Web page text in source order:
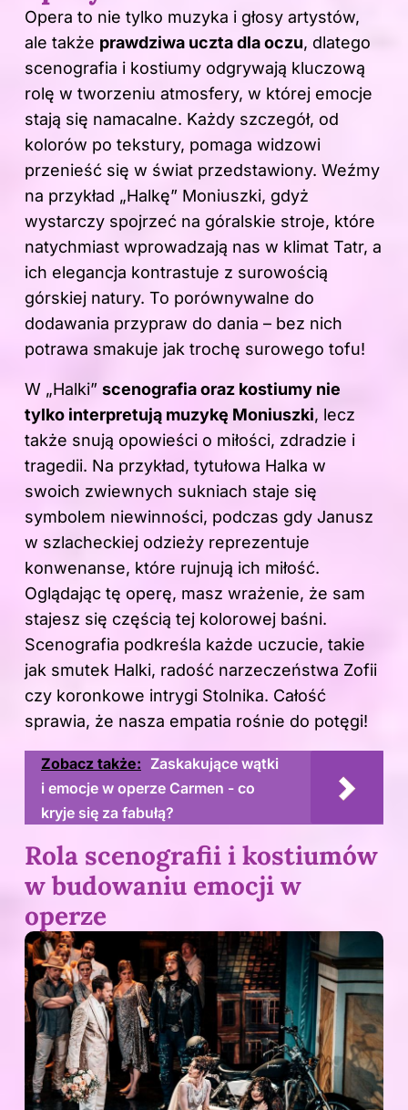
Opera to nie tylko muzyka i głosy artystów,
ale także prawdziwa uczta dla oczu, dlatego
scenografia i kostiumy odgrywają kluczową
rolę w tworzeniu atmosfery, w której emocje
stają się namacalne. Każdy szczegół, od
kolorów po tekstury, pomaga widzowi
przenieść się w świat przedstawiony. Weźmy
na przykład „Halkę” Moniuszki, gdyż
wystarczy spojrzeć na góralskie stroje, które
natychmiast wprowadzają nas w klimat Tatr, a
ich elegancja kontrastuje z surowością
górskiej natury. To porównywalne do
dodawania przypraw do dania – bez nich
potrawa smakuje jak trochę surowego tofu!
W „Halki” scenografia oraz kostiumy nie
tylko interpretują muzykę Moniuszki, lecz
także snują opowieści o miłości, zdradzie i
tragedii. Na przykład, tytułowa Halka w
swoich zwiewnych sukniach staje się
symbolem niewinności, podczas gdy Janusz
w szlacheckiej odzieży reprezentuje
konwenanse, które rujnują ich miłość.
Oglądając tę operę, masz wrażenie, że sam
stajesz się częścią tej kolorowej baśni.
Scenografia podkreśla każde uczucie, takie
jak smutek Halki, radość narzeczeństwa Zofii
czy koronkowe intrygi Stolnika. Całość
sprawia, że nasza empatia rośnie do potęgi!
Zobacz także: Zaskakujące wątki
i emocje w operze Carmen - co
kryje się za fabułą?
Rola scenografii i kostiumów
w budowaniu emocji w
operze